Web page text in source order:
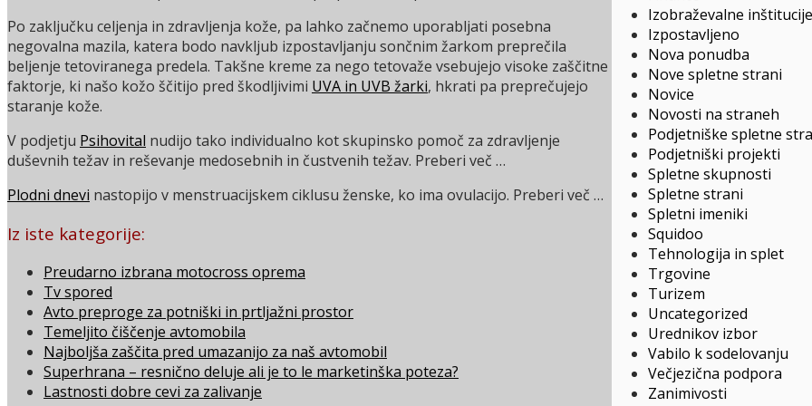
Izobraževalne inštitucije
Izpostavljeno
Nova ponudba
Nove spletne strani
Novice
Novosti na straneh
Podjetniške spletne
Podjetniški projekti
Spletne skupnosti
Spletne strani
Spletni imeniki
Squidoo
Tehnologija in splet
Trgovine
Turizem
Uncategorized
Urednikov izbor
Vabilo k sodelovanju
Večjezična podpora
Zanimivosti
Po zaključku celjenja in zdravljenja kože, pa lahko začnemo uporabljati posebna
negovalna mazila, katera bodo navkljub izpostavljanju sončnim žarkom preprečila
beljenje tetoviranega predela. Takšne kreme za nego tetovaže vsebujejo visoke zaščitne
faktorje, ki našo kožo ščitijo pred škodljivimi UVA in UVB žarki, hkrati pa preprečujejo
staranje kože.
V podjetju Psihovital nudijo tako individualno kot skupinsko pomoč za zdravljenje
duševnih težav in reševanje medosebnih in čustvenih težav. Preberi več …
Plodni dnevi nastopijo v menstruacijskem ciklusu ženske, ko ima ovulacijo. Preberi več …
Iz iste kategorije:
Preudarno izbrana motocross oprema
Tv spored
Avto preproge za potniški in prtljažni prostor
Temeljito čiščenje avtomobila
Najboljša zaščita pred umazanijo za naš avtomobil
Superhrana – resnično deluje ali je to le marketinška poteza?
Lastnosti dobre cevi za zalivanje